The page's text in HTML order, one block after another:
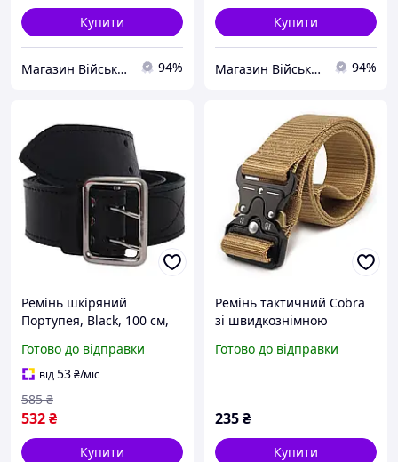
Купити
Магазин Військової Амуніції Vik-Tailor 94%
Купити
Магазин Військової Амуніції Vik-Tailor 94%
Ремінь шкіряний
Портупея, Black, 100 см,
Готово до відправки
від53₴/міс
532₴
585 ₴
Купити
Ремінь тактичний Cobra
зі швидкознімною
Готово до відправки
235₴
Купити